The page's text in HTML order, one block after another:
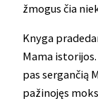
žmogus čia
Knyga
Mama
pas sergančią
pažinojęs